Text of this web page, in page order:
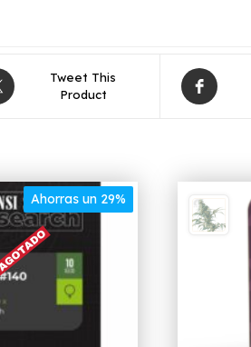
Tweet This
Product
Ahorras un 29%